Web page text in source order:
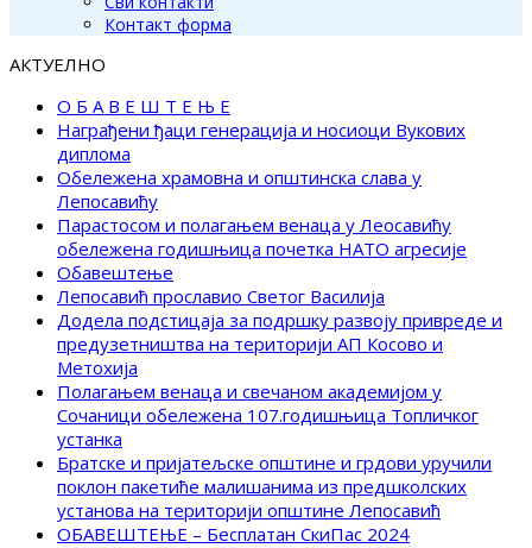
Контакт форма
АКТУЕЛНО
О Б А В Е Ш Т Е Њ Е
Награђени ђаци генерација и носиоци Вукових
диплома
Обележена храмовна и општинска слава у
Лепосавићу
Парастосом и полагањем венаца у Леосавићу
обележена годишњица почетка НАТО агресије
Обавештење
Лепосавић прославио Светог Василија
Додела подстицаја за подршку развоју привреде и
предузетништва на територији АП Косово и
Метохија
Полагањем венаца и свечаном академијом у
Сочаници обележена 107.годишњица Топличког
устанка
Братске и пријатељске општине и грдови уручили
поклон пакетиће малишанима из предшколских
установа на територији општине Лепосавић
ОБАВЕШТЕЊЕ – Бесплатан СкиПас 2024